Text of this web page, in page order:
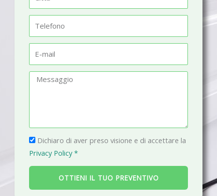
t
à
l
fm
a
g
g
i
P
r
i
a
Dichiaro di aver preso visione e di accettare la
Privacy Policy *
OTTIENI IL TUO PREVENTIVO